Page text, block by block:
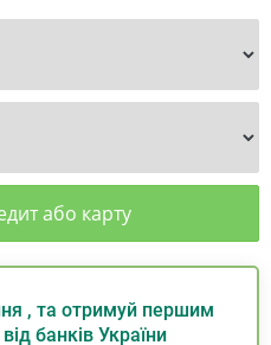
або карту
, та отримуй першим
банків України